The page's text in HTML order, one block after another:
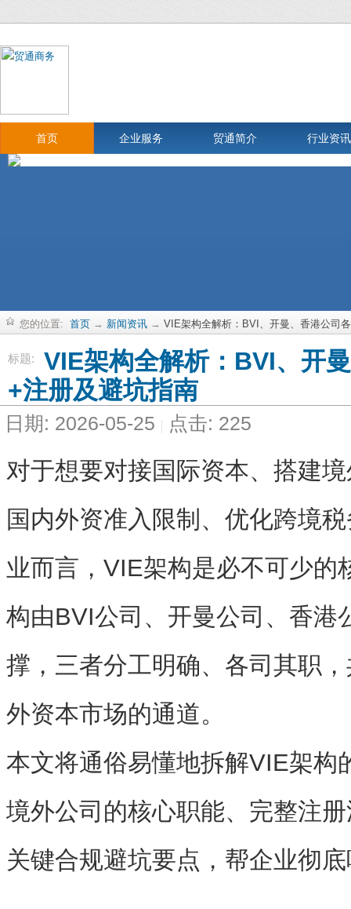
首页 企业服务 贸通简介 行业资讯
您的位置: 首页 → 新闻资讯 → VIE架构全解析：BVI、开曼、香港公司
标题:
VIE架构全解析：BVI、开
+注册及避坑指南
日期: 2026-05-25 点击: 225
对于想要对接国际资本、搭建
国内外资准入限制、优化跨境
业而言， VIE架构是必不可少的
构由BVI公司、开曼公司、香港
撑，三者分工明确、各司其职
外资本市场的通道。
本文将通俗易懂地拆解VIE架构
境外公司的核心职能、完整注
关键合规避坑要点，帮企业彻